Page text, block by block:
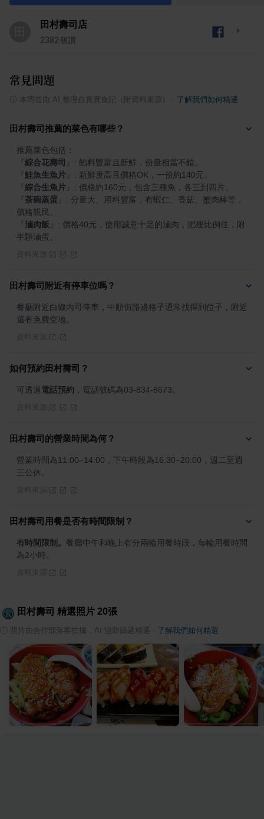
田村壽司店
2382個讚
常見問題
本問答由 AI 整理自真實食記（附資料來源） 了解我們如何精選
田村壽司推薦的菜色有哪些？
綜合花壽司
鮭魚生魚片
綜合生魚片
茶碗蒸蛋
: 分量大、用料豐富，有蝦仁、香菇、蟹肉棒等，
滷肉飯
: 價格40元，使用誠意十足的滷肉，肥瘦比例佳，附
半顆滷蛋。
田村壽司附近有停車位嗎？
餐廳附近白線內可停車，中順街路邊格子通常找得到位子，附近
還有免費空地。
如何預約田村壽司？
可透過電話預約 ，電話號碼為03-834-8673。
田村壽司的營業時間為何？
營業時間為11:00–14:00，下午時段為16:30–20:00，週二至週
三公休。
田村壽司用餐是否有時間限制？
有時間限制。 餐廳中午和晚上有分兩輪用餐時段，每輪用餐時間
為2小時。
田村壽司 精選照片 20張
照片由合作部落客拍攝，AI 協助篩選精選 了解我們如何精選